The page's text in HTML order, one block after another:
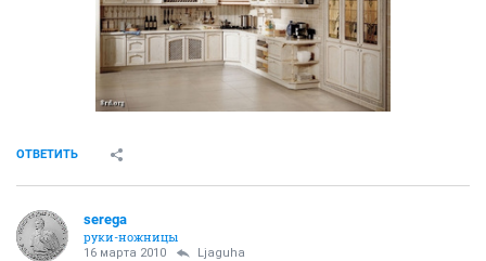
ОТВЕТИТЬ
serega
руки-ножницы
16 марта 2010 Ljaguha